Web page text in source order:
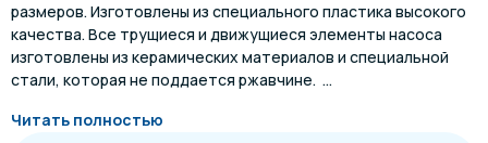
размеров. Изготовлены из специального пластика высокого
качества. Все трущиеся и движущиеся элементы насоса
изготовлены из керамических материалов и специальной
стали, которая не поддается ржавчине. ...
Читать полностью